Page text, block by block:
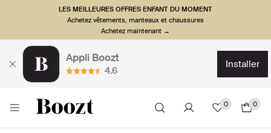
LES MEILLEURES OFFRES ENFANT DU MOMENT
Achetez vêtements, manteaux et chaussures
Achetez maintenant →
Appli Boozt
4.6
installer
0 0